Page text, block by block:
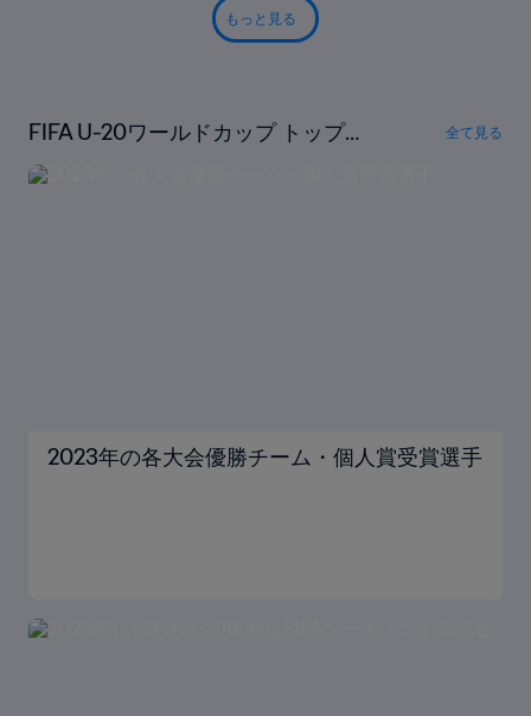
もっと見る
FIFA U-20ワールドカップ トップス
トーリー
全て見る
2023年の各大会優勝チーム・個人賞受賞選手